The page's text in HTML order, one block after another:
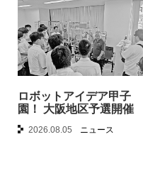
ロボットアイデア甲子
園！ 大阪地区予選開催
2026.08.05 ニュース